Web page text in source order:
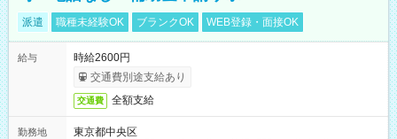
派遣 職種未経験OK ブランクOK WEB登録・面接OK
給与
時給2600円
交通費別途支給あり
交通費 全額支給
勤務地
東京都中央区